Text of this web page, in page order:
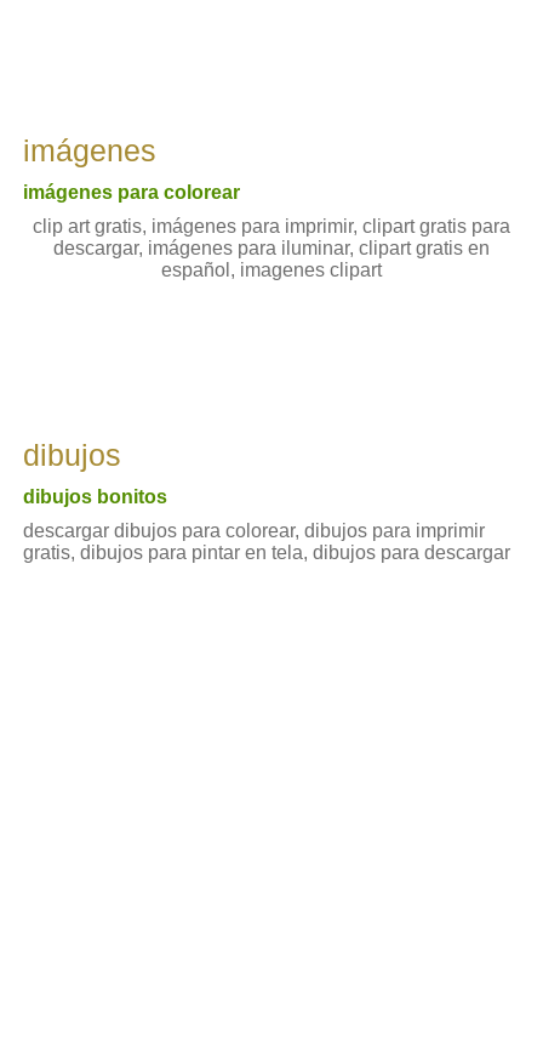
imágenes
imágenes para colorear
clip art gratis, imágenes para imprimir, clipart gratis para
descargar, imágenes para iluminar, clipart gratis en
español, imagenes clipart
dibujos
dibujos bonitos
descargar dibujos para colorear, dibujos para imprimir
gratis, dibujos para pintar en tela, dibujos para descargar